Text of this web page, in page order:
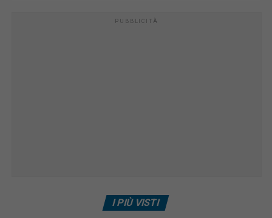
PUBBLICITÀ
I PIÙ VISTI